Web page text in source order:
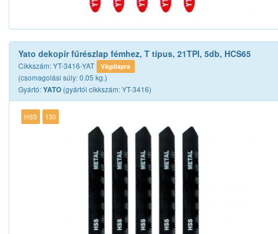
Yato dekopír fűrészlap fémhez, T típus, 21TPI, 5db, HCS65
Cikkszám: YT-3416-YAT Vágólapra
(csomagolási súly: 0.05 kg.)
Gyártó:YATO (gyártói cikkszám: YT-3416)
HSS 130